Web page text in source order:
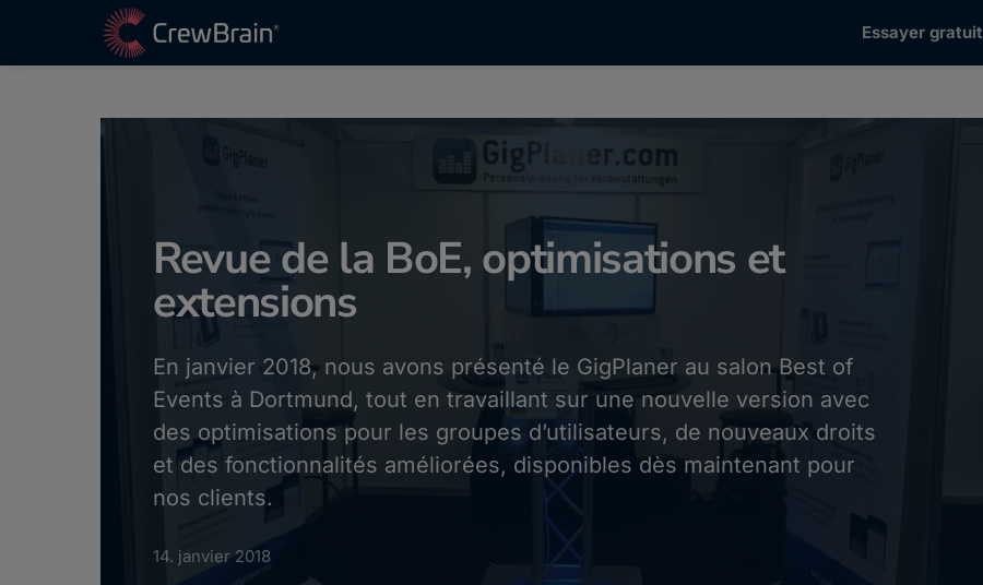
Essayer gratuit
Revue de la BoE, optimisations et
extensions
En janvier 2018, nous avons présenté le GigPlaner au salon Best of
Events à Dortmund, tout en travaillant sur une nouvelle version avec
des optimisations pour les groupes d’utilisateurs, de nouveaux droits
et des fonctionnalités améliorées, disponibles dès maintenant pour
nos clients.
14. janvier 2018